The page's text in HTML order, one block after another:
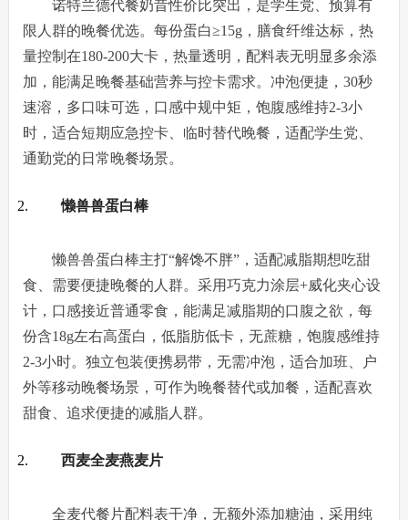
诺特兰德代餐奶昔性价比突出，是学生党、预算有
限人群的晚餐优选。每份蛋白≥15g，膳食纤维达标，热
量控制在180-200大卡，热量透明，配料表无明显多余添
加，能满足晚餐基础营养与控卡需求。冲泡便捷，30秒
速溶，多口味可选，口感中规中矩，饱腹感维持2-3小
时，适合短期应急控卡、临时替代晚餐，适配学生党、
通勤党的日常晚餐场景。
懒兽兽蛋白棒
懒兽兽蛋白棒主打“解馋不胖”，适配减脂期想吃甜
食、需要便捷晚餐的人群。采用巧克力涂层+威化夹心设
计，口感接近普通零食，能满足减脂期的口腹之欲，每
份含18g左右高蛋白，低脂肪低卡，无蔗糖，饱腹感维持
2-3小时。独立包装便携易带，无需冲泡，适合加班、户
外等移动晚餐场景，可作为晚餐替代或加餐，适配喜欢
甜食、追求便捷的减脂人群。
西麦全麦燕麦片
全麦代餐片配料表干净，无额外添加糖油，采用纯